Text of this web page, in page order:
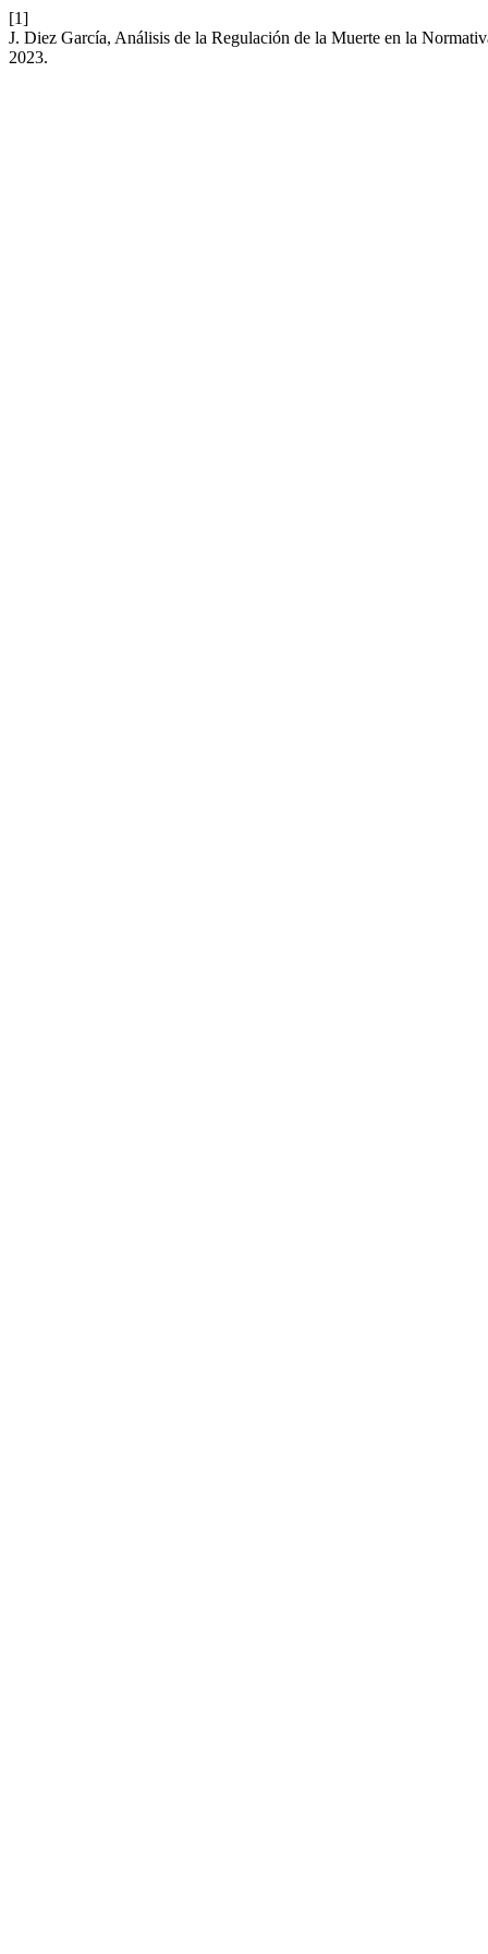
[1]
J. Diez García, Análisis de la Regulación de la Muerte en la
2023.